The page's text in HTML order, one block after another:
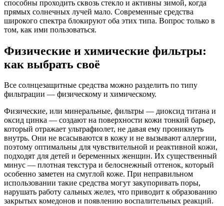
способны проходить сквозь стекло и активны зимой, когда
прямых солнечных лучей мало. Современные средства
широкого спектра блокируют оба этих типа. Вопрос только в
том, как ими пользоваться.
Физические и химические фильтры:
как выбрать своё
Все солнцезащитные средства можно разделить по типу
фильтрации — физическому и химическому.
Физические, или минеральные, фильтры — диоксид титана и
оксид цинка — создают на поверхности кожи тонкий барьер,
который отражает ультрафиолет, не давая ему проникнуть
внутрь. Они не всасываются в кожу и не вызывают аллергии,
поэтому оптимальны для чувствительной и реактивной кожи,
подходят для детей и беременных женщин. Их существенный
минус — плотная текстура и белоснежный оттенок, который
особенно заметен на смуглой коже. При неправильном
использовании такие средства могут закупоривать поры,
нарушать работу сальных желез, что приводит к образованию
закрытых комедонов и появлению воспалительных реакций.